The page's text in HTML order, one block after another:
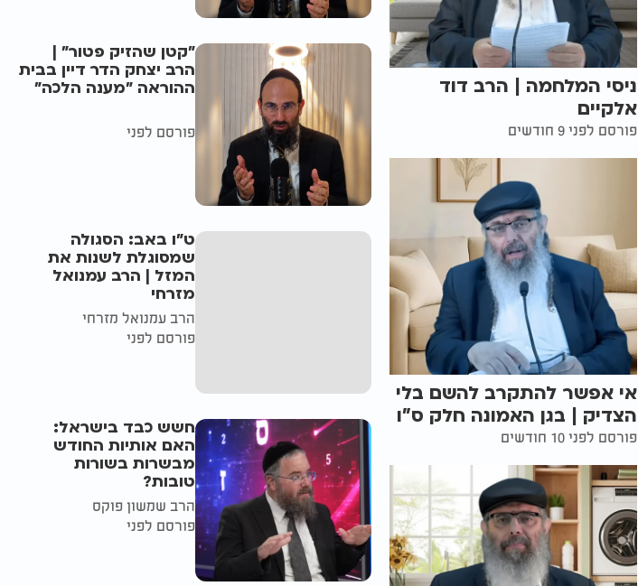
ניסי המלחמה | הרב דוד
אלקיים
פורסם לפני 9 חודשים
אי אפשר להתקרב להשם בלי
הצדיק | בגן האמונה חלק ס"ו
פורסם לפני 10 חודשים
"קטן שהזיק פטור" |
הרב יצחק הדר דיין בבית
ההוראה "מענה הלכה"
פורסם לפני
ט"ו באב: הסגולה
שמסוגלת לשנות את
המזל | הרב עמנואל
מזרחי
הרב עמנואל מזרחי
פורסם לפני
חשש כבד בישראל:
האם אותיות החודש
מבשרות בשורות
טובות?
הרב שמשון פוקס
פורסם לפני